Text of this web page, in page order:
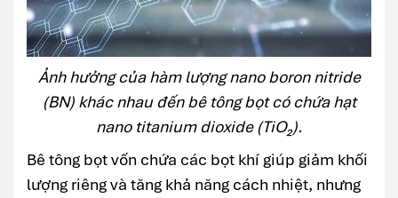
Ảnh hưởng của hàm lượng nano boron nitride
(BN) khác nhau đến bê tông bọt có chứa hạt
nano titanium dioxide (TiO₂).
Bê tông bọt vốn chứa các bọt khí giúp giảm khối
lượng riêng và tăng khả năng cách nhiệt, nhưng